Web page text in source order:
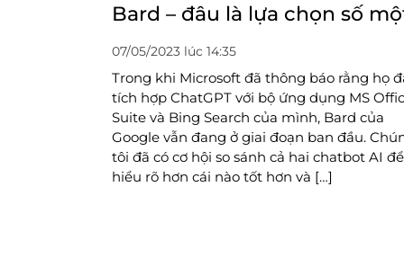
Bard – đâu là lựa chọn số
07/05/2023 lúc 14:35
Trong khi Microsoft đã thông báo rằng họ
tích hợp ChatGPT với bộ ứng dụng MS
Suite và Bing Search của mình, Bard của
Google vẫn đang ở giai đoạn ban đầu.
tôi đã có cơ hội so sánh cả hai chatbot AI để
hiểu rõ hơn cái nào tốt hơn và […]